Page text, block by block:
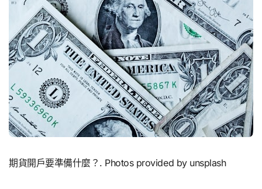
期貨開戶要準備什麼？. Photos provided by unsplash